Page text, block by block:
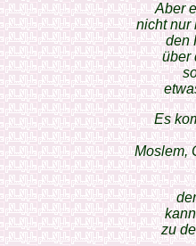
Aber
nicht nur
den
über
Es
Moslem,
zu